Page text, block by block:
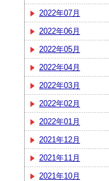
2022年07月
2022年06月
2022年05月
2022年04月
2022年03月
2022年02月
2022年01月
2021年12月
2021年11月
2021年10月